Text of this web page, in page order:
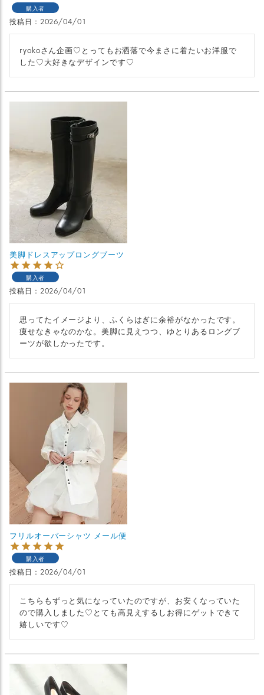
購入者
投稿日 2026/04/01
ryokoさん企画♡とってもお洒落で今まさに着たいお洋服で
した♡大好きなデザインです♡
美脚ドレスアップロングブーツ
購入者
投稿日 2026/04/01
思ってたイメージより、ふくらはぎに余裕がなかったです。
痩せなきゃなのかな。美脚に見えつつ、ゆとりあるロングブ
ーツが欲しかったです。
フリルオーバーシャツ メール便
購入者
投稿日 2026/04/01
こちらもずっと気になっていたのですが、お安くなっていた
ので購入しました♡とても高見えするしお得にゲットできて
嬉しいです♡